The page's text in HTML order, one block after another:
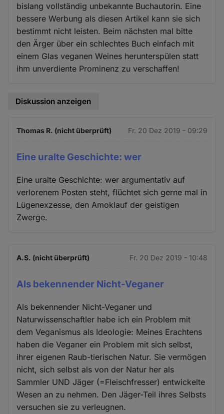
bislang vollständig unbekannte Buchautorin. Eine
bessere Werbung als diesen Artikel kann sie sich
bestimmt nicht leisten. Beim nächsten mal bitte
den Ärger über ein schlechtes Buch einfach mit
einem Glas veganen Weines herunterspülen statt
ihm unverdiente Prominenz zu verschaffen!
Diskussion anzeigen
Thomas R. (nicht überprüft) Fr. 20 Dez 2019 - 09:29
Eine uralte Geschichte: wer
Eine uralte Geschichte: wer argumentativ auf
verlorenem Posten steht, flüchtet sich gerne mal in
Lügenexzesse, den Amoklauf der geistigen
Zwerge.
A.S. (nicht überprüft) Fr. 20 Dez 2019 - 10:48
Als bekennender Nicht-Veganer
Als bekennender Nicht-Veganer und
Naturwissenschaftler habe ich ein Problem mit
dem Veganismus als Ideologie: Meines Erachtens
haben die Veganer ein Problem mit sich selbst,
ihrer eigenen Raub-tierischen Natur. Sie vermögen
nicht, sich selbst als von der Natur her als
Sammler UND Jäger (=Fleischfresser) entwickelte
Wesen an zu nehmen. Den Jäger-Teil ihres Selbsts
versuchen sie zu verleugnen.